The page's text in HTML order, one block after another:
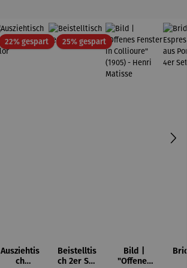
22% gespartRabatt
Ausziehtis
ch
25% gespartRabatt
Beistelltis
ch 2er Set
Bild |
"Offenes